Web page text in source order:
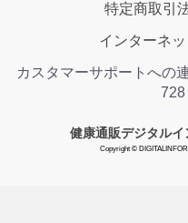
特定商取引
インターネ
カスタマーサポートへの
728
健康通販デジタル
Copyright ©